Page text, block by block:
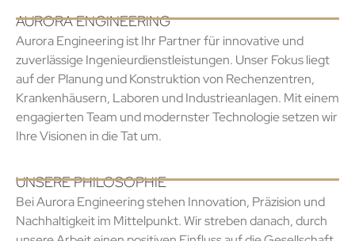
AURORA ENGINEERING
Aurora Engineering ist Ihr Partner für innovative und
zuverlässige Ingenieurdienstleistungen. Unser Fokus liegt
auf der Planung und Konstruktion von Rechenzentren,
Krankenhäusern, Laboren und Industrieanlagen. Mit einem
engagierten Team und modernster Technologie setzen wir
Ihre Visionen in die Tat um.
UNSERE PHILOSOPHIE
Bei Aurora Engineering stehen Innovation, Präzision und
Nachhaltigkeit im Mittelpunkt. Wir streben danach, durch